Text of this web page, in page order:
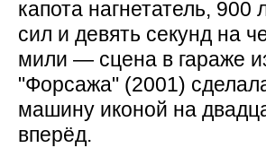
капота нагнетатель,
сил и девять секунд на
мили — сцена в гараже
"Форсажа" (2001)
машину иконой на
вперёд.